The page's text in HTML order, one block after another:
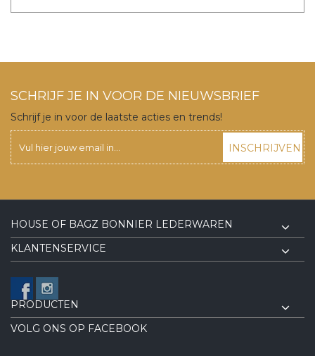
SCHRIJF JE IN VOOR DE NIEUWSBRIEF
Schrijf je in voor de laatste acties en trends!
INSCHRIJVEN
HOUSE OF BAGZ BONNIER LEDERWAREN
KLANTENSERVICE
PRODUCTEN
VOLG ONS OP FACEBOOK